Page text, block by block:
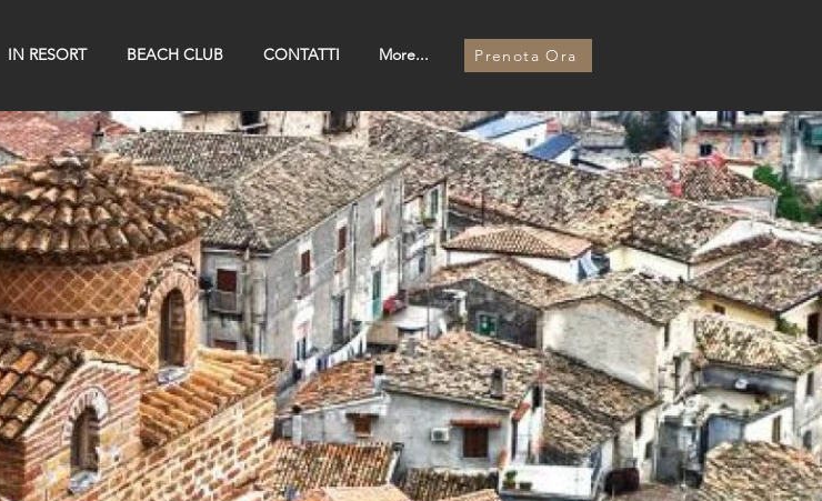
IN RESORT BEACH CLUB CONTATTI More... Prenota Ora